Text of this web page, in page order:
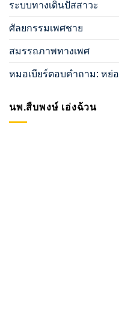
ระบบทางเดินปัสสาวะ
ศัลยกรรมเพศชาย
สมรรถภาพทางเพศ
หมอเบียร์ตอบคำถาม: หย่
นพ.สืบพงษ์ เอ่งฉ้วน